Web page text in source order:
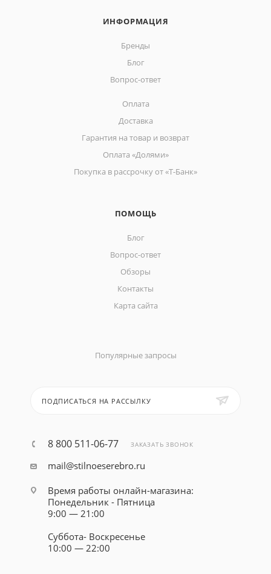
ИНФОРМАЦИЯ
Бренды
Блог
Вопрос-ответ
Оплата
Доставка
Гарантия на товар и возврат
Оплата «Долями»
Покупка в рассрочку от «Т-Банк»
ПОМОЩЬ
Блог
Вопрос-ответ
Обзоры
Контакты
Карта сайта
Популярные запросы
ПОДПИСАТЬСЯ НА РАССЫЛКУ
8 800 511-06-77 ЗАКАЗАТЬ ЗВОНОК
mail@stilnoeserebro.ru
Время работы онлайн-магазина:
Понедельник - Пятница
9:00 — 21:00
Суббота- Воскресенье
10:00 — 22:00